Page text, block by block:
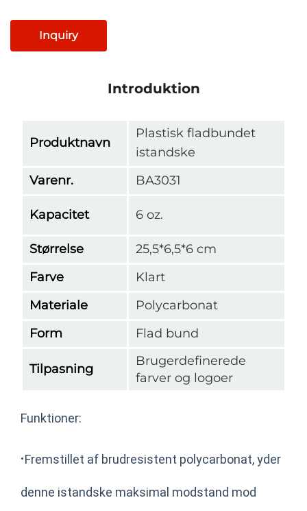
Inquiry
Introduktion
Produktnavn
Plastisk fladbundet
istandske
Varenr.
BA3031
Kapacitet 6 oz.
Størrelse
25,5*6,5*6 cm
Farve
Klart
Materiale
Polycarbonat
Form
Flad bund
Tilpasning
Brugerdefinerede
farver og logoer
Funktioner:
·Fremstillet af brudresistent polycarbonat, yder
denne istandske maksimal modstand mod